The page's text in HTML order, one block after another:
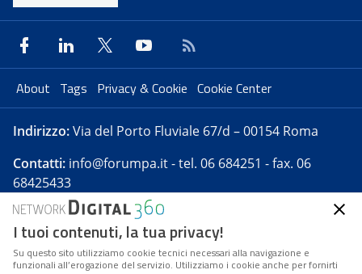
About Tags Privacy & Cookie Cookie Center
Indirizzo:Via del Porto Fluviale 67/d – 00154 Roma
Contatti: info@forumpa.it- tel. 06 684251 - fax. 06
68425433
Forumpa.itè una pubblicazione telematica iscritta
presso Registro della stampa del Tribunale di Roma -
Reg. n. 182 del 2 maggio 2008 - Direttore resp. Michela
I tuoi contenuti, la tua privacy!
Su questo sito utilizziamo cookie tecnici necessari alla navigazione e
funzionali all’erogazione del servizio. Utilizziamo i cookie anche per fornirti